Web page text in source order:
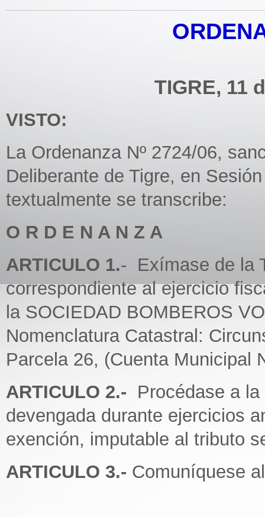
TIGRE, 11
VISTO:
La Ordenanza Nº 2724/06,
Deliberante de Tigre, en
textualmente se transcribe:
O R D E N A N Z A
ARTICULO 1.- Exímase de la
correspondiente al ejercicio
la SOCIEDAD BOMBEROS
Nomenclatura Catastral:
Parcela 26, (Cuenta Municipal
ARTICULO 2.- Procédase a
devengada durante ejercicios
exención, imputable al tributo
ARTICULO 3.- Comuníquese